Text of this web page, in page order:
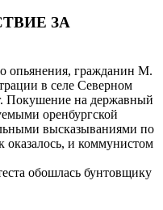
ЗА
опьянения, гражданин М.
в селе Северном
Покушение на державный
оренбургской
высказываниями по
оказалось, и коммунистом
обошлась бунтовщику